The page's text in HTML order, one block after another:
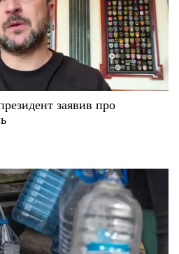
заявив про